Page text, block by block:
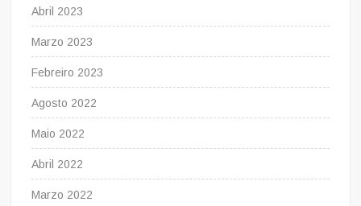
Abril 2023
Marzo 2023
Febreiro 2023
Agosto 2022
Maio 2022
Abril 2022
Marzo 2022